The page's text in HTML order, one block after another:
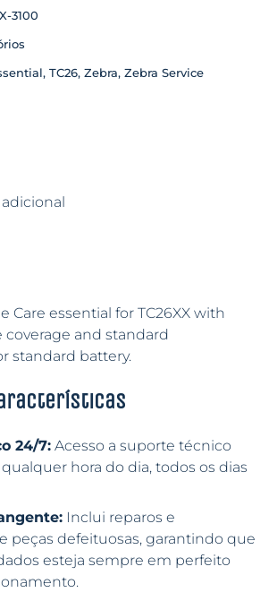
3100
, TC26, Zebra, Zebra Service
Care essential for TC26XX with
and standard
standard battery.
24/7: Acesso a suporte técnico
hora do dia, todos os dias
Inclui reparos e
peças defeituosas, garantindo que
esteja sempre em perfeito